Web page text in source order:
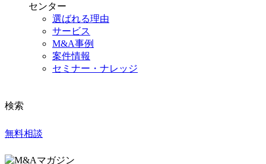
センター
選ばれる理由
サービス
M&A事例
案件情報
セミナー・ナレッジ
検索
無料相談